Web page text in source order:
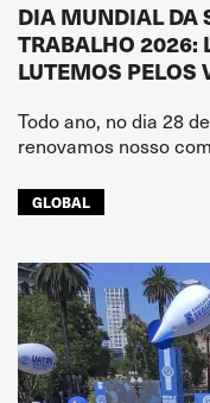
DIA MUNDIAL DA
TRABALHO 2026:
LUTEMOS PELOS
Todo ano, no dia 28
renovamos nosso
GLOBAL